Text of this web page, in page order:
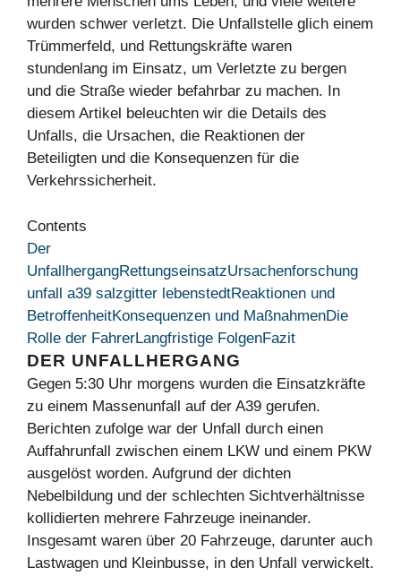
wurden schwer verletzt. Die Unfallstelle glich einem
Trümmerfeld, und Rettungskräfte waren
stundenlang im Einsatz, um Verletzte zu bergen
und die Straße wieder befahrbar zu machen. In
diesem Artikel beleuchten wir die Details des
Unfalls, die Ursachen, die Reaktionen der
Beteiligten und die Konsequenzen für die
Verkehrssicherheit.
Contents
Der
UnfallhergangRettungseinsatzUrsachenforschung
unfall a39 salzgitter lebenstedtReaktionen und
BetroffenheitKonsequenzen und MaßnahmenDie
Rolle der FahrerLangfristige FolgenFazit
DER UNFALLHERGANG
Gegen 5:30 Uhr morgens wurden die Einsatzkräfte
zu einem Massenunfall auf der A39 gerufen.
Berichten zufolge war der Unfall durch einen
Auffahrunfall zwischen einem LKW und einem PKW
ausgelöst worden. Aufgrund der dichten
Nebelbildung und der schlechten Sichtverhältnisse
kollidierten mehrere Fahrzeuge ineinander.
Insgesamt waren über 20 Fahrzeuge, darunter auch
Lastwagen und Kleinbusse, in den Unfall verwickelt.